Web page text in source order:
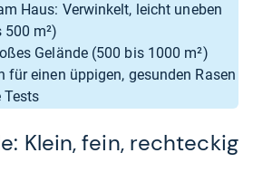
Haus: Verwinkelt, leicht uneben
500 m²)
Gelände (500 bis 1000 m²)
für einen üppigen, gesunden Rasen
Tests
Klein, fein, rechteckig